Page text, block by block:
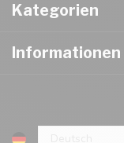
Kategorien
Informationen